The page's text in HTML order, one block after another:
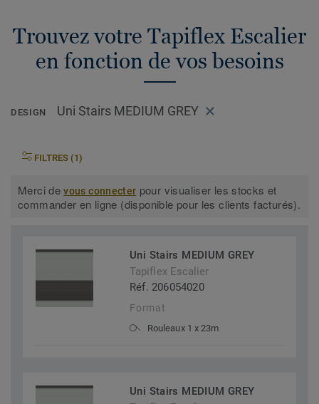
Trouvez votre Tapiflex Escalier
en fonction de vos besoins
DESIGN Uni Stairs MEDIUM GREY
FILTRES (1)
Merci devous connecter pour visualiser les stocks et
commander en ligne (disponible pour les clients facturés).
Uni Stairs MEDIUM GREY
Tapiflex Escalier
Réf. 206054020
Format
Rouleaux 1 x 23m
Uni Stairs MEDIUM GREY